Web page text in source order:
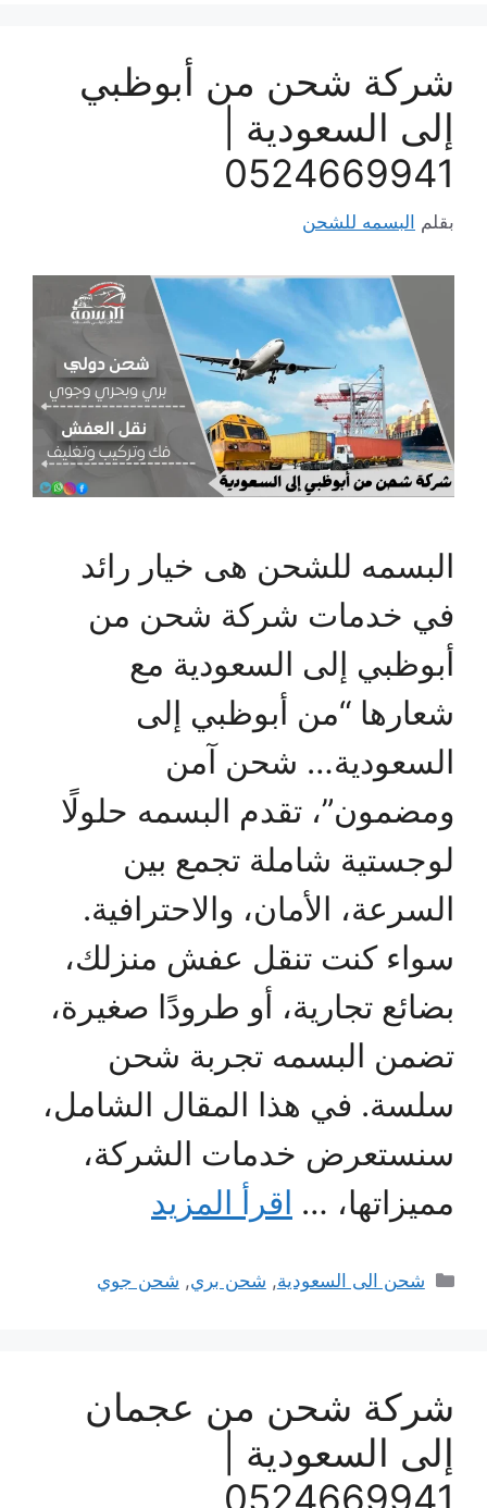
شركة شحن من أبوظبي
إلى السعودية |
0524669941
بقلم البسمه للشحن
البسمه للشحن هى خيار رائد
في خدمات شركة شحن من
أبوظبي إلى السعودية مع
شعارها “من أبوظبي إلى
السعودية… شحن آمن
ومضمون”، تقدم البسمه حلولًا
لوجستية شاملة تجمع بين
السرعة، الأمان، والاحترافية.
سواء كنت تنقل عفش منزلك،
بضائع تجارية، أو طرودًا صغيرة،
تضمن البسمه تجربة شحن
سلسة. في هذا المقال الشامل،
سنستعرض خدمات الشركة،
مميزاتها، … اقرأ المزيد
التصنيفات
شحن الى السعودية, شحن بري, شحن جوي
شركة شحن من عجمان
إلى السعودية |
0524669941